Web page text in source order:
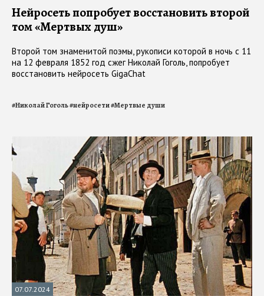
Нейросеть попробует восстановить второй
том «Мертвых душ»
Второй том знаменитой поэмы, рукописи которой в ночь с 11
на 12 февраля 1852 год сжег Николай Гоголь, попробует
восстановить нейросеть GigaChat
#Николай Гоголь#нейросети#Мертвые души
07.07.2024